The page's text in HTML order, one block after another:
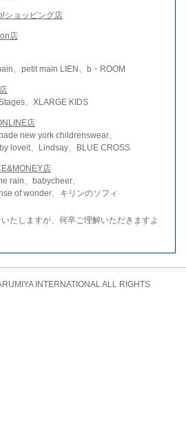
ショッピング店
店
、petit main LIEN、b・ROOM
、XLARGE KIDS
店
new york childrenswear、
loveit、Lindsay、BLUE CROSS
店
rain、babycheer、
of wonder、キリンのソフィ
たしますが、何卒ご理解いただきますよ